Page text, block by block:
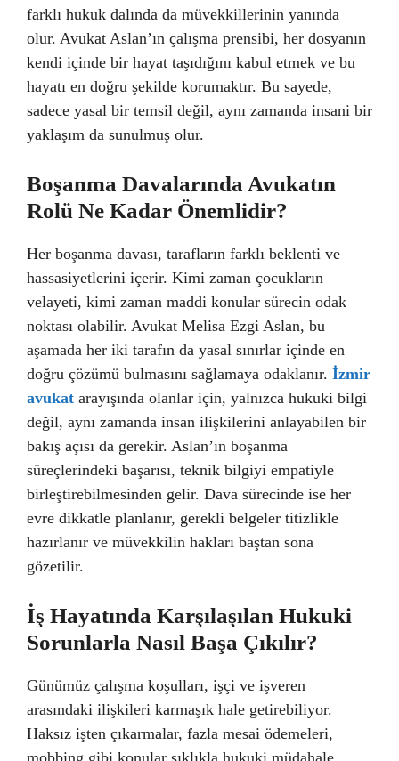
farklı hukuk dalında da müvekkillerinin yanında
olur. Avukat Aslan’ın çalışma prensibi, her dosyanın
kendi içinde bir hayat taşıdığını kabul etmek ve bu
hayatı en doğru şekilde korumaktır. Bu sayede,
sadece yasal bir temsil değil, aynı zamanda insani bir
yaklaşım da sunulmuş olur.
Boşanma Davalarında Avukatın
Rolü Ne Kadar Önemlidir?
Her boşanma davası, tarafların farklı beklenti ve
hassasiyetlerini içerir. Kimi zaman çocukların
velayeti, kimi zaman maddi konular sürecin odak
noktası olabilir. Avukat Melisa Ezgi Aslan, bu
aşamada her iki tarafın da yasal sınırlar içinde en
doğru çözümü bulmasını sağlamaya odaklanır. İzmir
avukat arayışında olanlar için, yalnızca hukuki bilgi
değil, aynı zamanda insan ilişkilerini anlayabilen bir
bakış açısı da gerekir. Aslan’ın boşanma
süreçlerindeki başarısı, teknik bilgiyi empatiyle
birleştirebilmesinden gelir. Dava sürecinde ise her
evre dikkatle planlanır, gerekli belgeler titizlikle
hazırlanır ve müvekkilin hakları baştan sona
gözetilir.
İş Hayatında Karşılaşılan Hukuki
Sorunlarla Nasıl Başa Çıkılır?
Günümüz çalışma koşulları, işçi ve işveren
arasındaki ilişkileri karmaşık hale getirebiliyor.
Haksız işten çıkarmalar, fazla mesai ödemeleri,
mobbing gibi konular sıklıkla hukuki müdahale